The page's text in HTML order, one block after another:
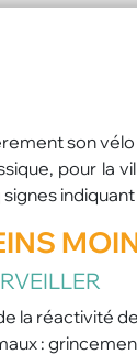
son
pour la
la réactivité
: